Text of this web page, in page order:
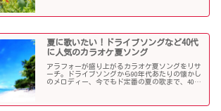
夏に歌いたい！ドライブソングなど40代
に人気のカラオケ夏ソング
アラフォーが盛り上がるカラオケ夏ソングをリサ
ーチ。ドライブソングから90年代あたりの懐かし
のメロディー、今でもド定番の夏の歌まで、40代